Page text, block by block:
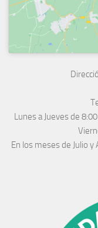
Lunes a Jueves de
En los meses de Julio